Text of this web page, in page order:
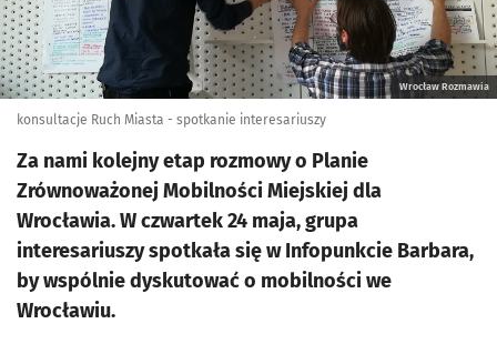
Wrocław Rozmawia
konsultacje Ruch Miasta - spotkanie interesariuszy
Za nami kolejny etap rozmowy o Planie
Zrównoważonej Mobilności Miejskiej dla
Wrocławia. W czwartek 24 maja, grupa
interesariuszy spotkała się w Infopunkcie Barbara,
by wspólnie dyskutować o mobilności we
Wrocławiu.